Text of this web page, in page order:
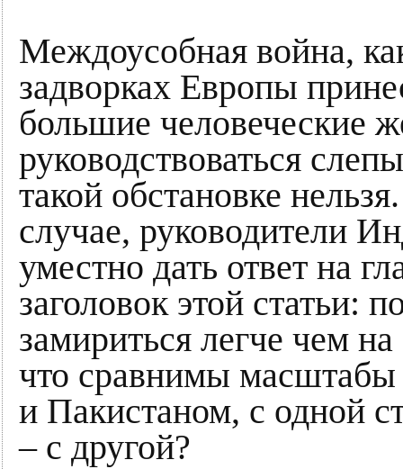
Междоусобная война,
задворках Европы
большие человеческие
руководствоваться
такой обстановке
случае, руководители
уместно дать ответ на
заголовок этой
замириться легче чем
что сравнимы масштабы
и Пакистаном, с одной
– с другой?